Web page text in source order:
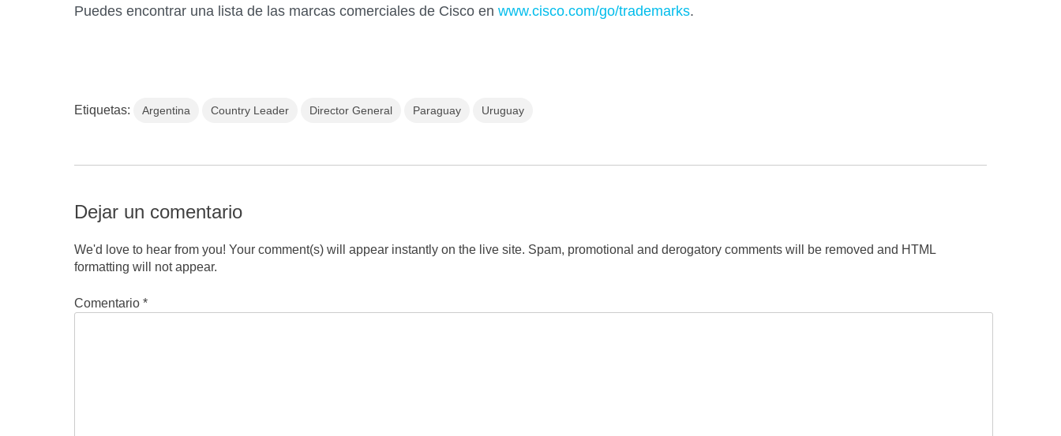
Puedes encontrar una lista de las marcas comerciales de Cisco enwww.cisco.com/go/trademarks.
Etiquetas: Argentina Country Leader Director General Paraguay Uruguay
Dejar un comentario
We'd love to hear from you! Your comment(s) will appear instantly on the live site. Spam, promotional and derogatory comments will be removed and HTML
formatting will not appear.
Comentario*